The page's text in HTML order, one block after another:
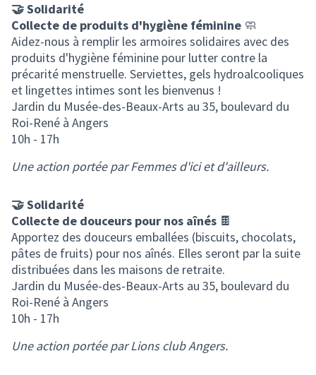
🤝 Solidarité
Collecte de produits d'hygiène féminine 🧼
Aidez-nous à remplir les armoires solidaires avec des
produits d'hygiène féminine pour lutter contre la
précarité menstruelle. Serviettes, gels hydroalcooliques
et lingettes intimes sont les bienvenus !
Jardin du Musée-des-Beaux-Arts au 35, boulevard du
Roi-René à Angers
10h - 17h
Une action portée par Femmes d'ici et d'ailleurs.
🤝 Solidarité
Collecte de douceurs pour nos aînés 🍫
Apportez des douceurs emballées (biscuits, chocolats,
pâtes de fruits) pour nos aînés. Elles seront par la suite
distribuées dans les maisons de retraite.
Jardin du Musée-des-Beaux-Arts au 35, boulevard du
Roi-René à Angers
10h - 17h
Une action portée par Lions club Angers.